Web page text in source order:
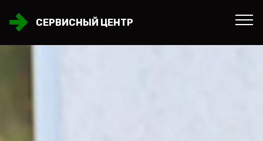
СЕРВИСНЫЙ ЦЕНТР